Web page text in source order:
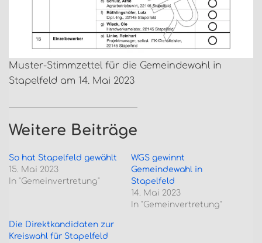
Muster-Stimmzettel für die Gemeindewahl in
Stapelfeld am 14. Mai 2023
Weitere Beiträge
So hat Stapelfeld gewählt
15. Mai 2023
In "Gemeinvertretung"
WGS gewinnt
Gemeindewahl in
Stapelfeld
14. Mai 2023
In "Gemeinvertretung"
Die Direktkandidaten zur
Kreiswahl für Stapelfeld